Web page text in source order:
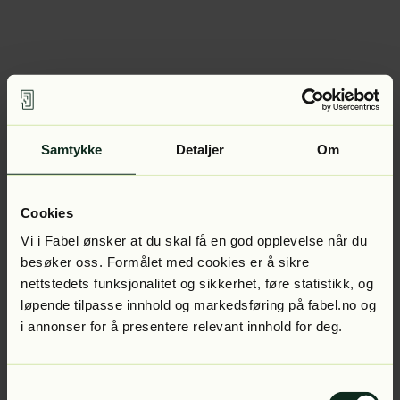
Samtykke Detaljer Om
Cookies
Vi i Fabel ønsker at du skal få en god opplevelse når du
besøker oss. Formålet med cookies er å sikre
nettstedets funksjonalitet og sikkerhet, føre statistikk, og
løpende tilpasse innhold og markedsføring på fabel.no og
i annonser for å presentere relevant innhold for deg.